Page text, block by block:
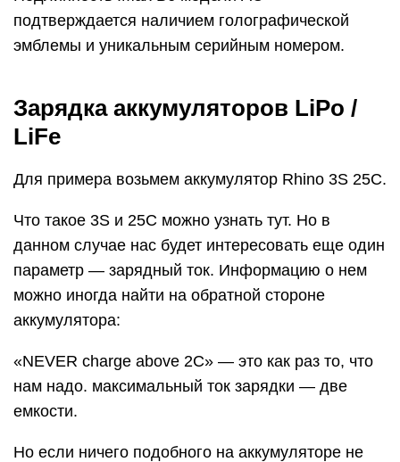
подтверждается наличием голографической
эмблемы и уникальным серийным номером.
Зарядка аккумуляторов LiPo /
LiFe
Для примера возьмем аккумулятор Rhino 3S 25C.
Что такое 3S и 25C можно узнать тут. Но в
данном случае нас будет интересовать еще один
параметр — зарядный ток. Информацию о нем
можно иногда найти на обратной стороне
аккумулятора:
«NEVER charge above 2C» — это как раз то, что
нам надо. максимальный ток зарядки — две
емкости.
Но если ничего подобного на аккумуляторе не